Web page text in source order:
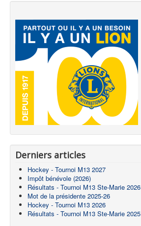
Derniers articles
Hockey - Tournoi M13 2027
Impôt bénévole (2026)
Résultats - Tournoi M13 Ste-Marie 2026
Mot de la présidente 2025-26
Hockey - Tournoi M13 2026
Résultats - Tournoi M13 Ste-Marie 2025